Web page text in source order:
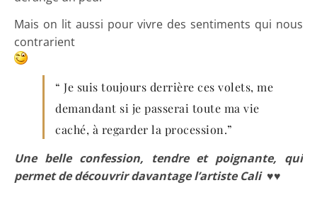
Mais on lit aussi pour vivre des sentiments qui nous
contrarient
“ Je suis toujours derrière ces volets, me
demandant si je passerai toute ma vie
caché, à regarder la procession.”
Une belle confession, tendre et poignante, qui
permet de découvrir davantage l’artiste Cali♥♥